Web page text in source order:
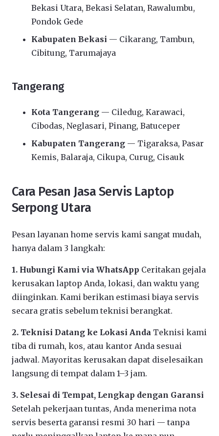
Bekasi Utara, Bekasi Selatan, Rawalumbu,
Pondok Gede
Kabupaten Bekasi — Cikarang, Tambun,
Cibitung, Tarumajaya
Tangerang
Kota Tangerang — Ciledug, Karawaci,
Cibodas, Neglasari, Pinang, Batuceper
Kabupaten Tangerang — Tigaraksa, Pasar
Kemis, Balaraja, Cikupa, Curug, Cisauk
Cara Pesan Jasa Servis Laptop
Serpong Utara
Pesan layanan home servis kami sangat mudah,
hanya dalam 3 langkah:
1. Hubungi Kami via WhatsApp Ceritakan gejala
kerusakan laptop Anda, lokasi, dan waktu yang
diinginkan. Kami berikan estimasi biaya servis
secara gratis sebelum teknisi berangkat.
2. Teknisi Datang ke Lokasi Anda Teknisi kami
tiba di rumah, kos, atau kantor Anda sesuai
jadwal. Mayoritas kerusakan dapat diselesaikan
langsung di tempat dalam 1–3 jam.
3. Selesai di Tempat, Lengkap dengan Garansi
Setelah pekerjaan tuntas, Anda menerima nota
servis beserta garansi resmi 30 hari — tanpa